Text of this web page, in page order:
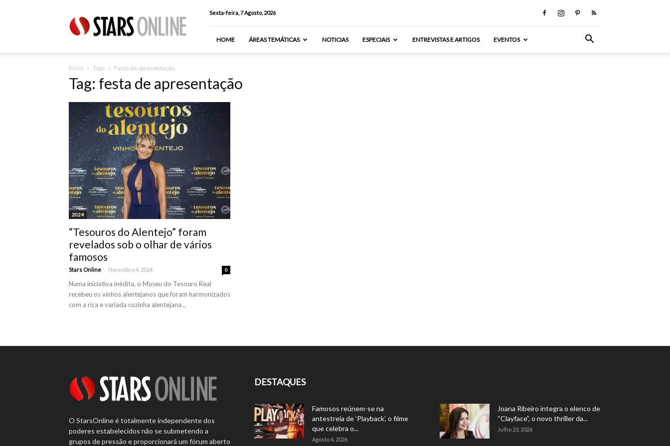
Online
Sexta-feira, 7 Agosto, 2026
HOME ÁREAS TEMÁTICAS NOTICIAS ESPECIAIS ENTREVISTAS E ARTIGOS EVENTOS
Inicio Tags Festa de apresentação
Tag: festa de apresentação
2024
“Tesouros do Alentejo” foram
revelados sob o olhar de vários
famosos
Stars Online - Novembro 4, 2024 0
Numa iniciativa inédita, o Museu do Tesouro Real
recebeu os vinhos alentejanos que foram harmonizados
com a rica e variada cozinha alentejana...
O StarsOnline é totalmente independente dos
poderes estabelecidos não se submetendo a
grupos de pressão e proporcionará um fórum aberto
DESTAQUES
Famosos reúnem-se na
antestreia de ‘Playback’, o filme
que celebra o...
Agosto 4, 2026
Joana Ribeiro integra o elenco de
“Clayface”, o novo thriller da...
Julho 23, 2026